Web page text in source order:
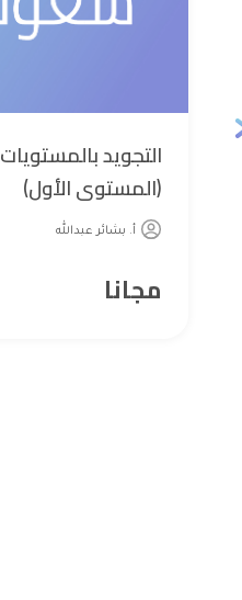
التجويد بالمستويات
(المستوى الأول)
أ. بشائر عبدالله
مجانا